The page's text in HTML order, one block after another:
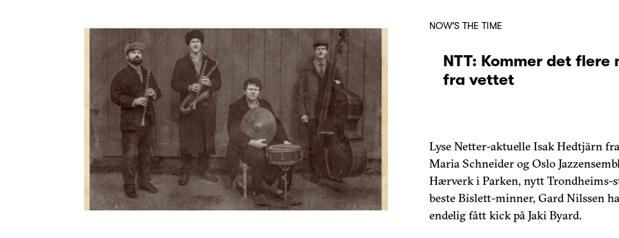
NOW'S THE TIME
NTT: Kommer det
fra vettet
Lyse Netter-aktuelle Isak Hedtjärn
Maria Schneider og Oslo
Hærverk i Parken, nytt Trondheims-
beste Bislett-minner, Gard Nilssen
endelig fått kick på Jaki Byard.